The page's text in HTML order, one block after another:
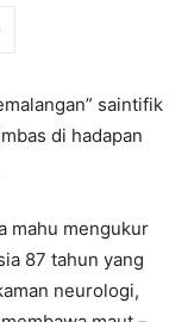
saintifik
di hadapan
mahu mengukur
87 tahun yang
neurologi,